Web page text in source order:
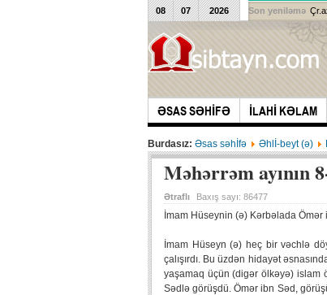
ƏSAS SƏHİFƏ İLAHİ KƏLAM
08 07 2026 Son yeniləmə
Burdasız: Əsas səhİfə Əhlİ-beyt (ə)
Məhərrəm ayının
Ətraflı Baxış sayı: 86477
İmam Hüseynin (ə) Kərbəlada
İmam Hüseyn (ə) heç bir vəchlə
çalışırdı. Bu üzdən hidayət
yaşamaq üçün (digər ölkəyə) islam
Sədlə görüşdü. Ömər ibn Səd,